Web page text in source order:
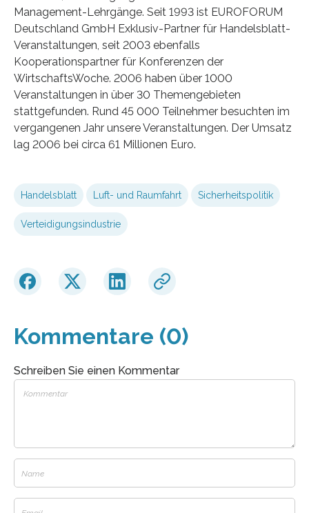
Management-Lehrgänge. Seit 1993 ist EUROFORUM
Deutschland GmbH Exklusiv-Partner für Handelsblatt-
Veranstaltungen, seit 2003 ebenfalls
Kooperationspartner für Konferenzen der
WirtschaftsWoche. 2006 haben über 1000
Veranstaltungen in über 30 Themengebieten
stattgefunden. Rund 45 000 Teilnehmer besuchten im
vergangenen Jahr unsere Veranstaltungen. Der Umsatz
lag 2006 bei circa 61 Millionen Euro.
Handelsblatt Luft- und Raumfahrt Sicherheitspolitik
Verteidigungsindustrie
Kommentare (0)
Schreiben Sie einen Kommentar